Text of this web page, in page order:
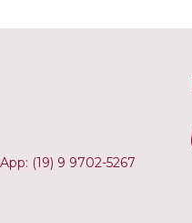
(19) 9 9702-5267